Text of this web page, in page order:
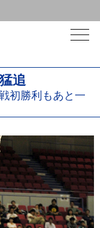
追
初勝利もあと一